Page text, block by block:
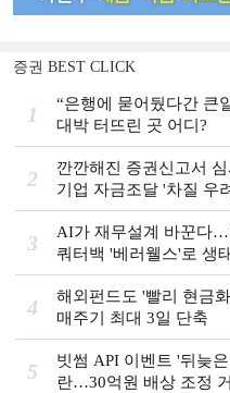
증권 BEST CLICK
1
“은행에 묻어뒀다간 큰
대박 터뜨린 곳 어디?
2
깐깐해진 증권신고서
기업 자금조달 '차질 우
3
AI가 재무설계 바꾼다…
쿼터백 '베러웰스'로 생
4
해외펀드도 '빨리 현금
매주기 최대 3일 단축
5
빗썸 API 이벤트 '뒤늦
란…30억원 배상 조정